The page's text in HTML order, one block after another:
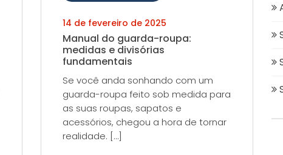
14 de fevereiro de 2025
Manual do guarda-roupa:
medidas e divisórias
fundamentais
Se você anda sonhando com um
guarda-roupa feito sob medida para
as suas roupas, sapatos e
acessórios, chegou a hora de tornar
realidade. […]